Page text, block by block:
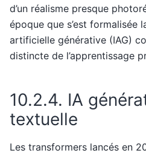
d’un réalisme presque
époque que s’est formalisée
artificielle générative (IAG)
distincte de l’apprentissage
10.2.4. IA
textuelle
Les transformers lancés en